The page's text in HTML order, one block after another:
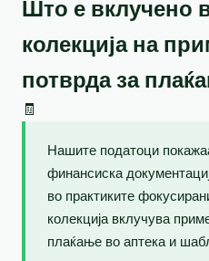
Што е вклучено
колекција на
потврда за
🧾
Нашите податоци
финансиска
во практиките
колекција вклучува
плаќање во аптека и